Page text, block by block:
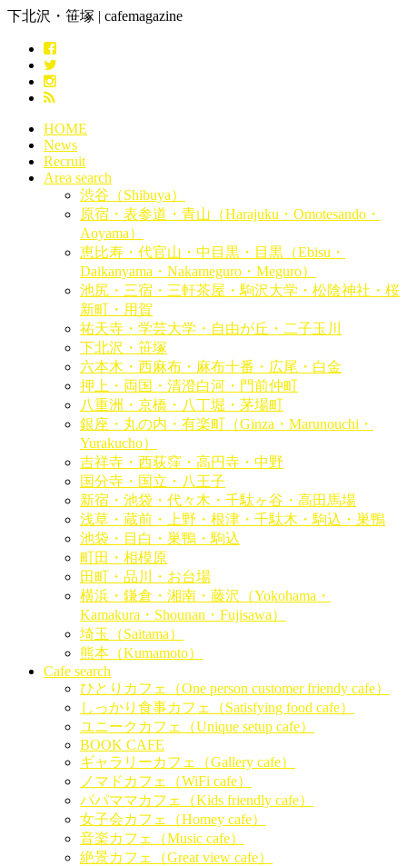
下北沢・笹塚 | cafemagazine
HOME
News
Recruit
Area search
渋谷（Shibuya）
原宿・表参道・青山（Harajuku・Omotesando・
Aoyama）
恵比寿・代官山・中目黒・目黒（Ebisu・
Daikanyama・Nakameguro・Meguro）
池尻・三宿・三軒茶屋・駒沢大学・松陰神社・桜
新町・用賀
祐天寺・学芸大学・自由が丘・二子玉川
下北沢・笹塚
六本木・西麻布・麻布十番・広尾・白金
押上・両国・清澄白河・門前仲町
八重洲・京橋・八丁堀・茅場町
銀座・丸の内・有楽町（Ginza・Marunouchi・
Yurakucho）
吉祥寺・西荻窪・高円寺・中野
国分寺・国立・八王子
新宿・池袋・代々木・千駄ヶ谷・高田馬場
浅草・蔵前・上野・根津・千駄木・駒込・巣鴨
池袋・目白・巣鴨・駒込
町田・相模原
田町・品川・お台場
横浜・鎌倉・湘南・藤沢（Yokohama・
Kamakura・Shounan・Fujisawa）
埼玉（Saitama）
熊本（Kumamoto）
Cafe search
ひとりカフェ（One person customer friendy cafe）
しっかり食事カフェ（Satisfying food cafe）
ユニークカフェ（Unique setup cafe）
BOOK CAFE
ギャラリーカフェ（Gallery cafe）
ノマドカフェ（WiFi cafe）
パパママカフェ（Kids friendly cafe）
女子会カフェ（Homey cafe）
音楽カフェ（Music cafe）
絶景カフェ（Great view cafe）